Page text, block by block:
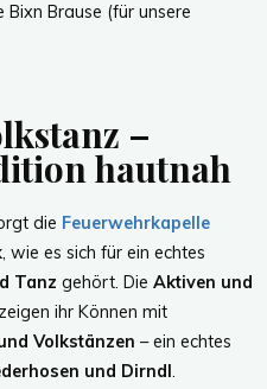
Bixn Brause (für unsere
–
hautnah
die Feuerwehrkapelle
, wie es sich für ein echtes
Tanz gehört. Die Aktiven und
ihr Können mit
Volkstänzen – ein echtes
und Dirndl.